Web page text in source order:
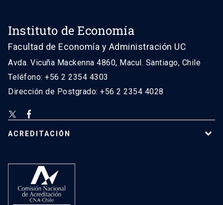
Instituto de Economía
Facultad de Economía y Administración UC
Avda. Vicuña Mackenna 4860, Macul. Santiago, Chile
Teléfono: +56 2 2354 4303
Dirección de Postgrado: +56 2 2354 4028
ACREDITACIÓN